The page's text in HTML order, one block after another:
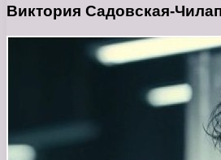
Виктория Садовская-